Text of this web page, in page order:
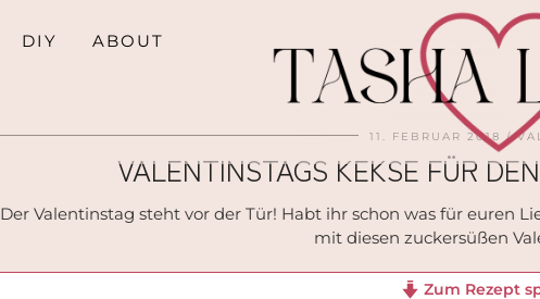
DIY ABOUT
11. FEBRUAR 2018
VALENTINSTAGS KEKSE FÜR
Der Valentinstag steht vor der Tür! Habt ihr schon was für euren
mit diesen zuckersüßen
Zum Rezept